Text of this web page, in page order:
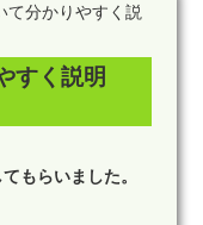
分かりやすく説
すく説明
もらいました。